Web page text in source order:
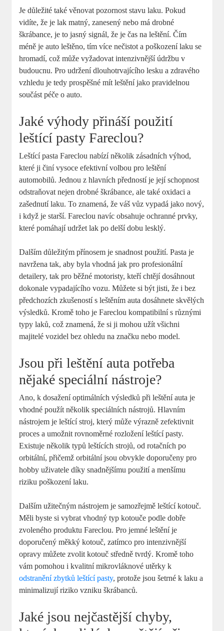
Je důležité také věnovat pozornost stavu laku. Pokud
vidíte, že je lak matný, zanesený nebo má drobné
škrábance, je to jasný signál, že je čas na leštění. Čím
méně je auto leštěno, tím více nečistot a poškození laku se
hromadí, což může vyžadovat intenzivnější údržbu v
budoucnu. Pro udržení dlouhotrvajícího lesku a zdravého
vzhledu je tedy prospěšné mít leštění jako pravidelnou
součást péče o auto.
Jaké výhody přináší použití
leštící pasty Fareclou?
Leštící pasta Fareclou nabízí několik zásadních výhod,
které ji činí vysoce efektivní volbou pro leštění
automobilů. Jednou z hlavních předností je její schopnost
odstraňovat nejen drobné škrábance, ale také oxidaci a
zašednutí laku. To znamená, že váš vůz vypadá jako nový,
i když je starší. Fareclou navíc obsahuje ochranné prvky,
které pomáhají udržet lak po delší dobu lesklý.
Dalším důležitým přínosem je snadnost použití. Pasta je
navržena tak, aby byla vhodná jak pro profesionální
detailery, tak pro běžné motoristy, kteří chtějí dosáhnout
dokonale vypadajícího vozu. Můžete si být jisti, že i bez
předchozích zkušeností s leštěním auta dosáhnete skvělých
výsledků. Kromě toho je Fareclou kompatibilní s různými
typy laků, což znamená, že si ji mohou užít všichni
majitelé vozidel bez ohledu na značku nebo model.
Jsou při leštění auta potřeba
nějaké speciální nástroje?
Ano, k dosažení optimálních výsledků při leštění auta je
vhodné použít několik speciálních nástrojů. Hlavním
nástrojem je leštící stroj, který může výrazně zefektivnit
proces a umožnit rovnoměrné rozložení leštící pasty.
Existuje několik typů leštících strojů, od rotačních po
orbitální, přičemž orbitální jsou obvykle doporučeny pro
hobby uživatele díky snadnějšímu použití a menšímu
riziku poškození laku.
Dalším užitečným nástrojem je samozřejmě leštící kotouč.
Měli byste si vybrat vhodný typ kotouče podle dobře
zvoleného produktu Fareclou. Pro jemné leštění je
doporučený měkký kotouč, zatímco pro intenzivnější
opravy můžete zvolit kotouč středně tvrdý. Kromě toho
vám pomohou i kvalitní mikrovláknové utěrky k
odstranění zbytků leštící pasty, protože jsou šetrné k laku a
minimalizují riziko vzniku škrábanců.
Jaké jsou nejčastější chyby,